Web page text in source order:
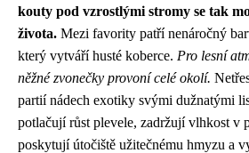
kouty pod vzrostlými stromy se tak
života. Mezi favority patří nenáročný
který vytváří husté koberce. Pro lesní
něžné zvonečky provoní celé okolí.
partií nádech exotiky svými dužnatými
potlačují růst plevele, zadržují vlhkost v
poskytují útočiště užitečnému hmyzu a